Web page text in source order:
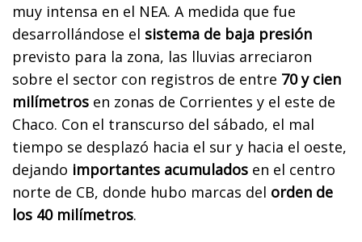
muy intensa en el NEA. A medida que fue
desarrollándose el sistema de baja presión
previsto para la zona, las lluvias arreciaron
sobre el sector con registros de entre 70 y cien
milímetros en zonas de Corrientes y el este de
Chaco. Con el transcurso del sábado, el mal
tiempo se desplazó hacia el sur y hacia el oeste,
dejando importantes acumulados en el centro
norte de CB, donde hubo marcas del orden de
los 40 milímetros.